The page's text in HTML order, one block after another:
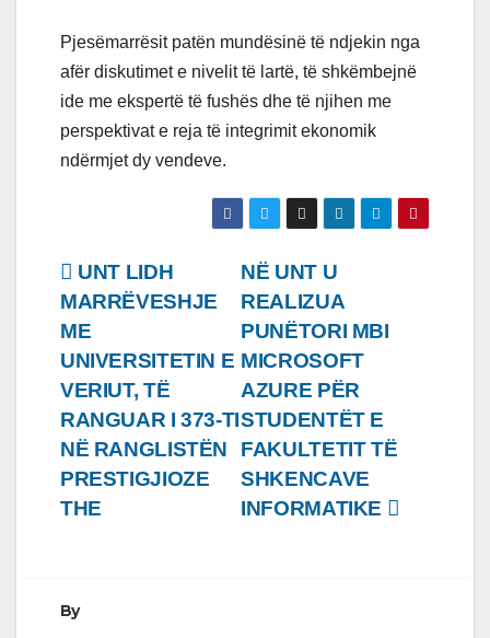
Pjesëmarrësit patën mundësinë të ndjekin nga
afër diskutimet e nivelit të lartë, të shkëmbejnë
ide me ekspertë të fushës dhe të njihen me
perspektivat e reja të integrimit ekonomik
ndërmjet dy vendeve.
Lëvizje
te
postimet
NË UNT U
REALIZUA
PUNËTORI MBI
MICROSOFT
AZURE PËR
STUDENTËT E
FAKULTETIT TË
SHKENCAVE
INFORMATIKE
UNT LIDH
MARRËVESHJE
ME
UNIVERSITETIN E
VERIUT, TË
RANGUAR I 373-TI
NË RANGLISTËN
PRESTIGJIOZE
THE
By